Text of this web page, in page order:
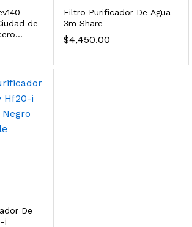
de
Filtro Purificador De Agua
3m Share
$4,450.00
De
i
UV 25 Watts 4 Pines